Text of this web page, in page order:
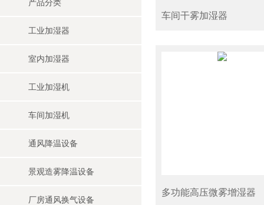
产品分类
工业加湿器
室内加湿器
工业加湿机
车间加湿机
通风降温设备
景观造雾降温设备
厂房通风换气设备
车间干雾加湿器
多功能高压微雾增湿器